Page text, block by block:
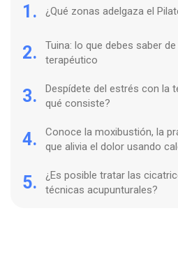
1. ¿Qué zonas adelgaza el
2.
Tuina: lo que debes saber
terapéutico
3.
Despídete del estrés con la
qué consiste?
4.
Conoce la moxibustión, la
que alivia el dolor usando
5.
¿Es posible tratar las
técnicas acupunturales?